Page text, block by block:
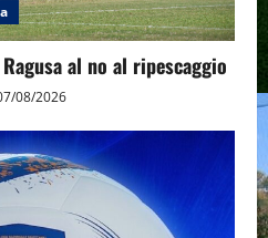
al no al ripescaggio
08/2026